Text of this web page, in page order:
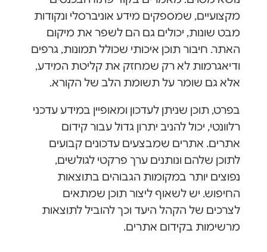
מקצועיים, שמספקים מידע אוניברסלי ונקודות
מבט שונות, יכולים גם הם לשפר את מיקום
האתר. חיבור תוכן איכותי שכולל תמונות, גרפים
ודיאגרמות לא רק שמחזק את קליטת המידע,
אלא גם שומר על תשומת הלב של הקורא.
בפרט, תוכן שניתן לעדכון ומאופיין במידע עדכני
רלוונטי, יכול להניב יתרון גדול עבור קידום
אתרים. אתרים שמבצעים עדכונים קבועים
לתוכן שלהם ונותנים ערך פרקטי לגולשים,
נפוצים יותר במקומות הגבוהים בתוצאות
החיפוש. יש לשאוף ליצור תוכן שמתאים
לצרכים של הקהל היעד וכך להוביל לתוצאות
מרשימות בקידום אתרים.